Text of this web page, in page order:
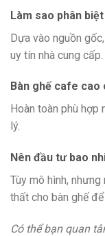
Làm sao phân
Dựa vào nguồn
uy tín nhà cung cấp.
Bàn ghế cafe cao
Hoàn toàn phù
lý.
Nên đầu tư bao
Tùy mô hình,
thất cho bàn ghế
Có thể bạn quan